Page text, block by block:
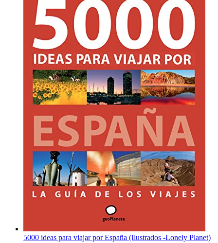
5000 ideas para viajar por España (Ilustrados -Lonely Planet)